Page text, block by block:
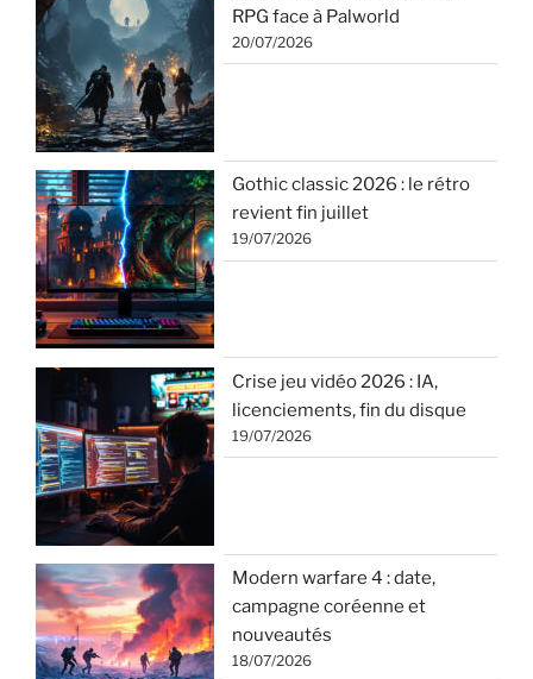
RPG face à Palworld
20/07/2026
Gothic classic 2026 : le rétro
revient fin juillet
19/07/2026
Crise jeu vidéo 2026 : IA,
licenciements, fin du disque
19/07/2026
Modern warfare 4 : date,
campagne coréenne et
nouveautés
18/07/2026